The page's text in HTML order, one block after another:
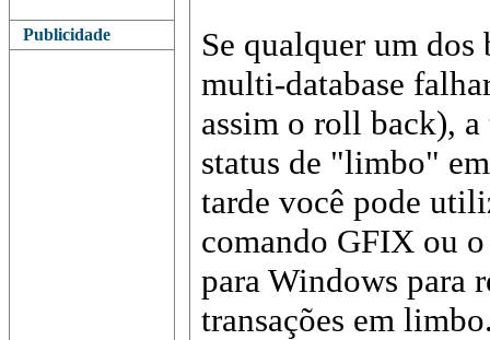
Publicidade
Se qualquer um dos
multi-database
assim o roll back), a
status de "limbo"
tarde você pode
comando GFIX ou
para Windows para
transações em